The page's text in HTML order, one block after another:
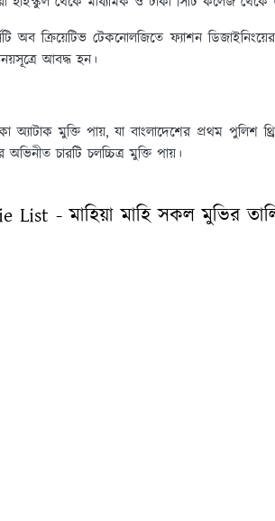
অব ক্রিয়েটিভ টেকনোলজিতে ফ্যাশন
আবদ্ধ হন।
মুক্তি পায়, যা বাংলাদেশের প্রথম পুলিশ
চারটি চলচ্চিত্র মুক্তি পায়।
- মাহিয়া মাহি সকল মুভির